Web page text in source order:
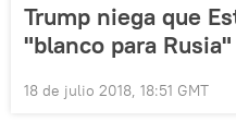
Trump niega que
"blanco para Rusia"
18 de julio 2018, 18:51 GMT